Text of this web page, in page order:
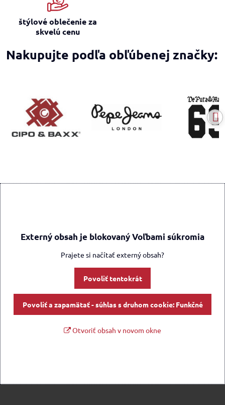
štýlové oblečenie za
skvelú cenu
Nakupujte podľa obľúbenej značky:
Externý obsah je blokovaný Voľbami súkromia
Prajete si načítať externý obsah?
Povoliť tentokrát
Povoliť a zapamätať - súhlas s druhom cookie: Funkčné
Otvoriť obsah v novom okne